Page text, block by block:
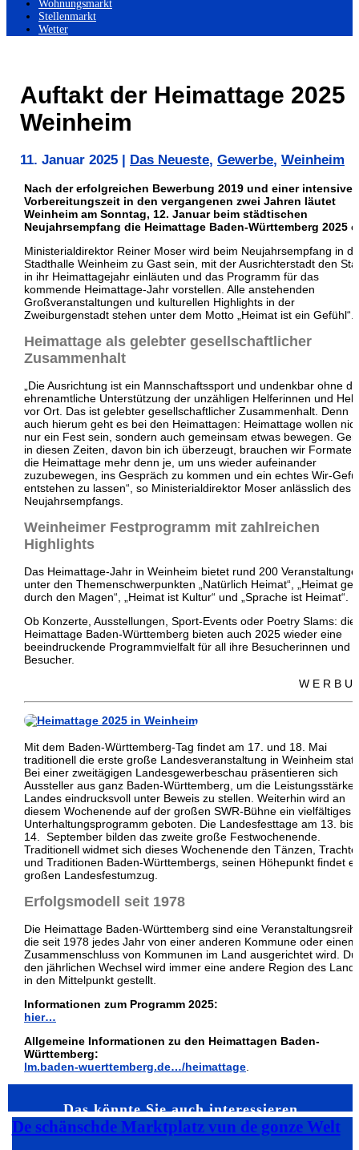
Wohnungsmarkt
Stellenmarkt
Wetter
Auftakt der Heimattage 2025
Weinheim
11. Januar 2025 Das Neueste, Gewerbe, Weinheim
Nach der erfolgreichen Bewerbung 2019 und einer intensiven
Vorbereitungszeit in den vergangenen zwei Jahren läutet
Weinheim am Sonntag, 12. Januar beim städtischen
Neujahrsempfang die Heimattage Baden-Württemberg 2025
Ministerialdirektor Reiner Moser wird beim Neujahrsempfang in
Stadthalle Weinheim zu Gast sein, mit der Ausrichterstadt den
in ihr Heimattagejahr einläuten und das Programm für das
kommende Heimattage-Jahr vorstellen. Alle anstehenden
Großveranstaltungen und kulturellen Highlights in der
Zweiburgenstadt stehen unter dem Motto „Heimat ist ein Gefühl“.
Heimattage als gelebter gesellschaftlicher
Zusammenhalt
„Die Ausrichtung ist ein Mannschaftssport und undenkbar ohne
ehrenamtliche Unterstützung der unzähligen Helferinnen und
vor Ort. Das ist gelebter gesellschaftlicher Zusammenhalt. Denn
auch hierum geht es bei den Heimattagen: Heimattage wollen
nur ein Fest sein, sondern auch gemeinsam etwas bewegen.
in diesen Zeiten, davon bin ich überzeugt, brauchen wir Formate
die Heimattage mehr denn je, um uns wieder aufeinander
zuzubewegen, ins Gespräch zu kommen und ein echtes Wir-
entstehen zu lassen“, so Ministerialdirektor Moser anlässlich des
Neujahrsempfangs.
Weinheimer Festprogramm mit zahlreichen
Highlights
Das Heimattage-Jahr in Weinheim bietet rund 200
unter den Themenschwerpunkten „Natürlich Heimat“, „Heimat
durch den Magen“, „Heimat ist Kultur“ und „Sprache ist Heimat“.
Ob Konzerte, Ausstellungen, Sport-Events oder Poetry Slams: die
Heimattage Baden-Württemberg bieten auch 2025 wieder eine
beeindruckende Programmvielfalt für all ihre Besucherinnen und
Besucher.
W E R B U
Mit dem Baden-Württemberg-Tag findet am 17. und 18. Mai
traditionell die erste große Landesveranstaltung in Weinheim
Bei einer zweitägigen Landesgewerbeschau präsentieren sich
Aussteller aus ganz Baden-Württemberg, um die Leistungsstärke
Landes eindrucksvoll unter Beweis zu stellen. Weiterhin wird an
diesem Wochenende auf der großen SWR-Bühne ein vielfältiges
Unterhaltungsprogramm geboten. Die Landesfesttage am 13. bis
14. September bilden das zweite große Festwochenende.
Traditionell widmet sich dieses Wochenende den Tänzen,
und Traditionen Baden-Württembergs, seinen Höhepunkt findet
großen Landesfestumzug.
Erfolgsmodell seit 1978
Die Heimattage Baden-Württemberg sind eine
die seit 1978 jedes Jahr von einer anderen Kommune oder einem
Zusammenschluss von Kommunen im Land ausgerichtet wird.
den jährlichen Wechsel wird immer eine andere Region des
in den Mittelpunkt gestellt.
Informationen zum Programm 2025:
hier…
Allgemeine Informationen zu den Heimattagen Baden-
Württemberg:
lm.baden-wuerttemberg.de…/heimattage
Das könnte Sie auch interessieren…
De schänschde Marktplatz vun de gonze Welt